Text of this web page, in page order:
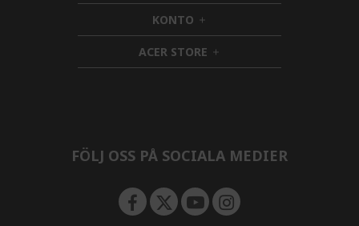
d
e
n
i
d
d
e
n
KONTO h
i
d
d
ACER STORE h
i
FÖLJ OSS PÅ SOCIALA MEDIER